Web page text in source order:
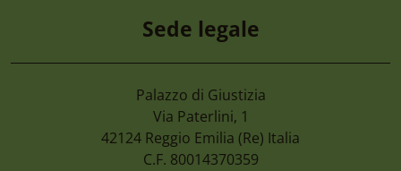
4 Agosto 2026
Cimone 2027 59° Campionato
Magistrati
Sede legale
Palazzo di Giustizia
Via Paterlini, 1
42124 Reggio Emilia (Re) Italia
C.F. 80014370359